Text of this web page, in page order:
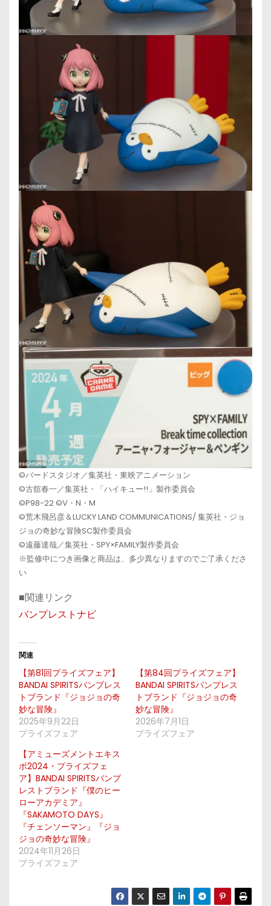
©バードスタジオ／集英社・東映アニメーション
©古舘春一／集英社・「ハイキュー!!」製作委員会
©P98-22 ©V・N・M
©荒木飛呂彦＆LUCKY LAND COMMUNICATIONS/ 集英社・ジョ
ジョの奇妙な冒険SC製作委員会
©遠藤達哉／集英社・SPY×FAMILY製作委員会
※監修中につき画像と商品は、多少異なりますのでご了承くださ
い
■関連リンク
バンプレストナビ
関連
【第81回プライズフェア】
BANDAI SPIRITSバンプレス
トブランド『ジョジョの奇
妙な冒険』
2025年9月22日
プライズフェア
【第84回プライズフェア】
BANDAI SPIRITSバンプレス
トブランド『ジョジョの奇
妙な冒険』
2026年7月1日
プライズフェア
【アミューズメントエキス
ポ2024・プライズフェ
ア】BANDAI SPIRITSバンプ
レストブランド『僕のヒー
ローアカデミア』
『SAKAMOTO DAYS』
『チェンソーマン』『ジョ
ジョの奇妙な冒険』
2024年11月26日
プライズフェア